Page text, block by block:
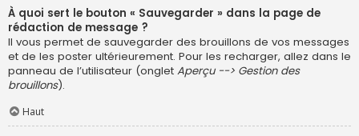
À quoi sert le bouton « Sauvegarder » dans la page de
rédaction de message ?
Il vous permet de sauvegarder des brouillons de vos messages
et de les poster ultérieurement. Pour les recharger, allez dans le
panneau de l’utilisateur (onglet Aperçu --> Gestion des
brouillons).
Haut